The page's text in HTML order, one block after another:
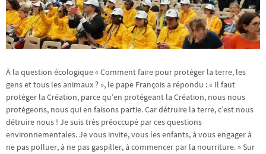
À la question écologique « Comment faire pour protéger la terre, les
gens et tous les animaux ? », le pape François a répondu : « Il faut
protéger la Création, parce qu’en protégeant la Création, nous nous
protégeons, nous qui en faisons partie. Car détruire la terre, c’est nous
détruire nous ! Je suis très préoccupé par ces questions
environnementales. Je vous invite, vous les enfants, à vous engager à
ne pas polluer, à ne pas gaspiller, à commencer par la nourriture. » Sur